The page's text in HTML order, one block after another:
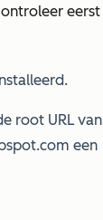
eerst
root URL van
een